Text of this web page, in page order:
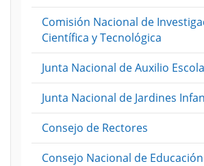
Comisión Nacional de
Científica y Tecnológica
Junta Nacional de Auxilio
Junta Nacional de Jardines
Consejo de Rectores
Consejo Nacional de Educación